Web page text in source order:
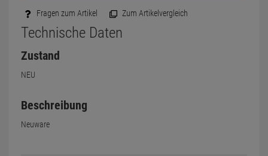
Fragen zum Artikel Zum Artikelvergleich
Technische Daten
Zustand
NEU
Beschreibung
Neuware